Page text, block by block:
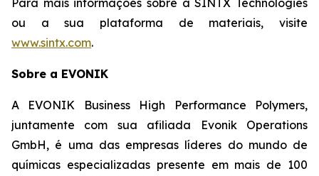
ou a sua plataforma de materiais, visite
www.sintx.com.
Sobre a EVONIK
A EVONIK Business High Performance Polymers,
juntamente com sua afiliada Evonik Operations
GmbH, é uma das empresas líderes do mundo de
químicas especializadas presente em mais de 100